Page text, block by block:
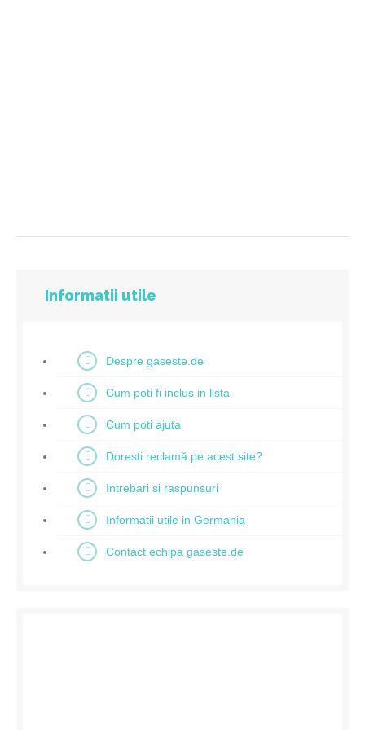
Informatii utile
Despre gaseste.de
Cum poti fi inclus in lista
Cum poti ajuta
Doresti reclamă pe acest site?
Intrebari si raspunsuri
Informatii utile in Germania
Contact echipa gaseste.de